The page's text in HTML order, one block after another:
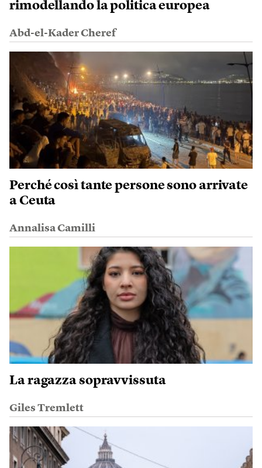
rimodellando la politica europea
Abd-el-Kader Cheref
Perché così tante persone sono arrivate
a Ceuta
Annalisa Camilli
La ragazza sopravvissuta
Giles Tremlett